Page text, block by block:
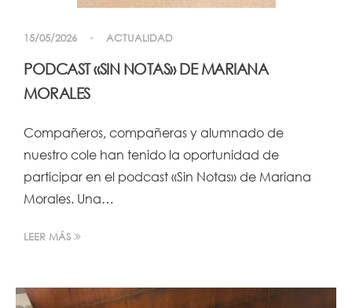
15/05/2026 ACTUALIDAD
PODCAST «SIN NOTAS» DE MARIANA
MORALES
Compañeros, compañeras y alumnado de
nuestro cole han tenido la oportunidad de
participar en el podcast «Sin Notas» de Mariana
Morales. Una…
LEER MÁS